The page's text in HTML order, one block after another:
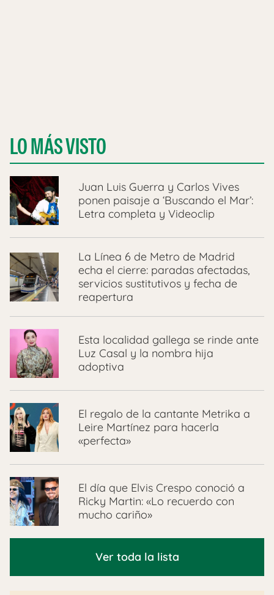
LO MÁS VISTO
Juan Luis Guerra y Carlos Vives
ponen paisaje a ‘Buscando el Mar’:
Letra completa y Videoclip
La Línea 6 de Metro de Madrid
echa el cierre: paradas afectadas,
servicios sustitutivos y fecha de
reapertura
Esta localidad gallega se rinde ante
Luz Casal y la nombra hija
adoptiva
El regalo de la cantante Metrika a
Leire Martínez para hacerla
«perfecta»
El día que Elvis Crespo conoció a
Ricky Martin: «Lo recuerdo con
mucho cariño»
Ver toda la lista